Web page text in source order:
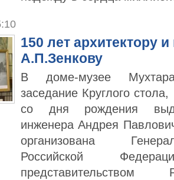
150 лет архитектору
А.П.Зенкову
В доме-музее
заседание Круглого
со дня рождения
инженера Андрея
организована
Российской
представительством